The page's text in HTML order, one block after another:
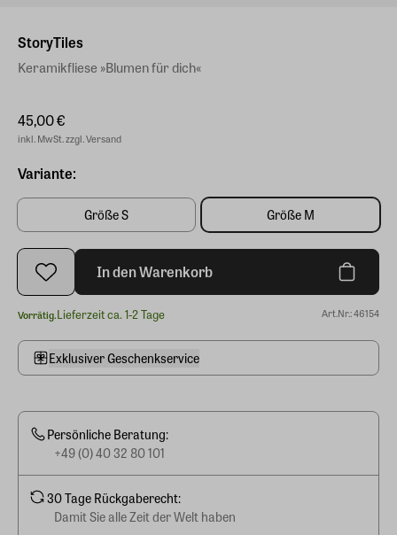
StoryTiles
Keramikfliese »Blumen für dich«
45,00 €
inkl. MwSt. zzgl. Versand
Variante:
Größe S Größe M
In den Warenkorb
Vorrätig.Lieferzeit ca. 1-2 Tage Art.Nr.: 46154
Exklusiver Geschenkservice
Persönliche Beratung:
+49 (0) 40 32 80 101
30 Tage Rückgaberecht:
Damit Sie alle Zeit der Welt haben